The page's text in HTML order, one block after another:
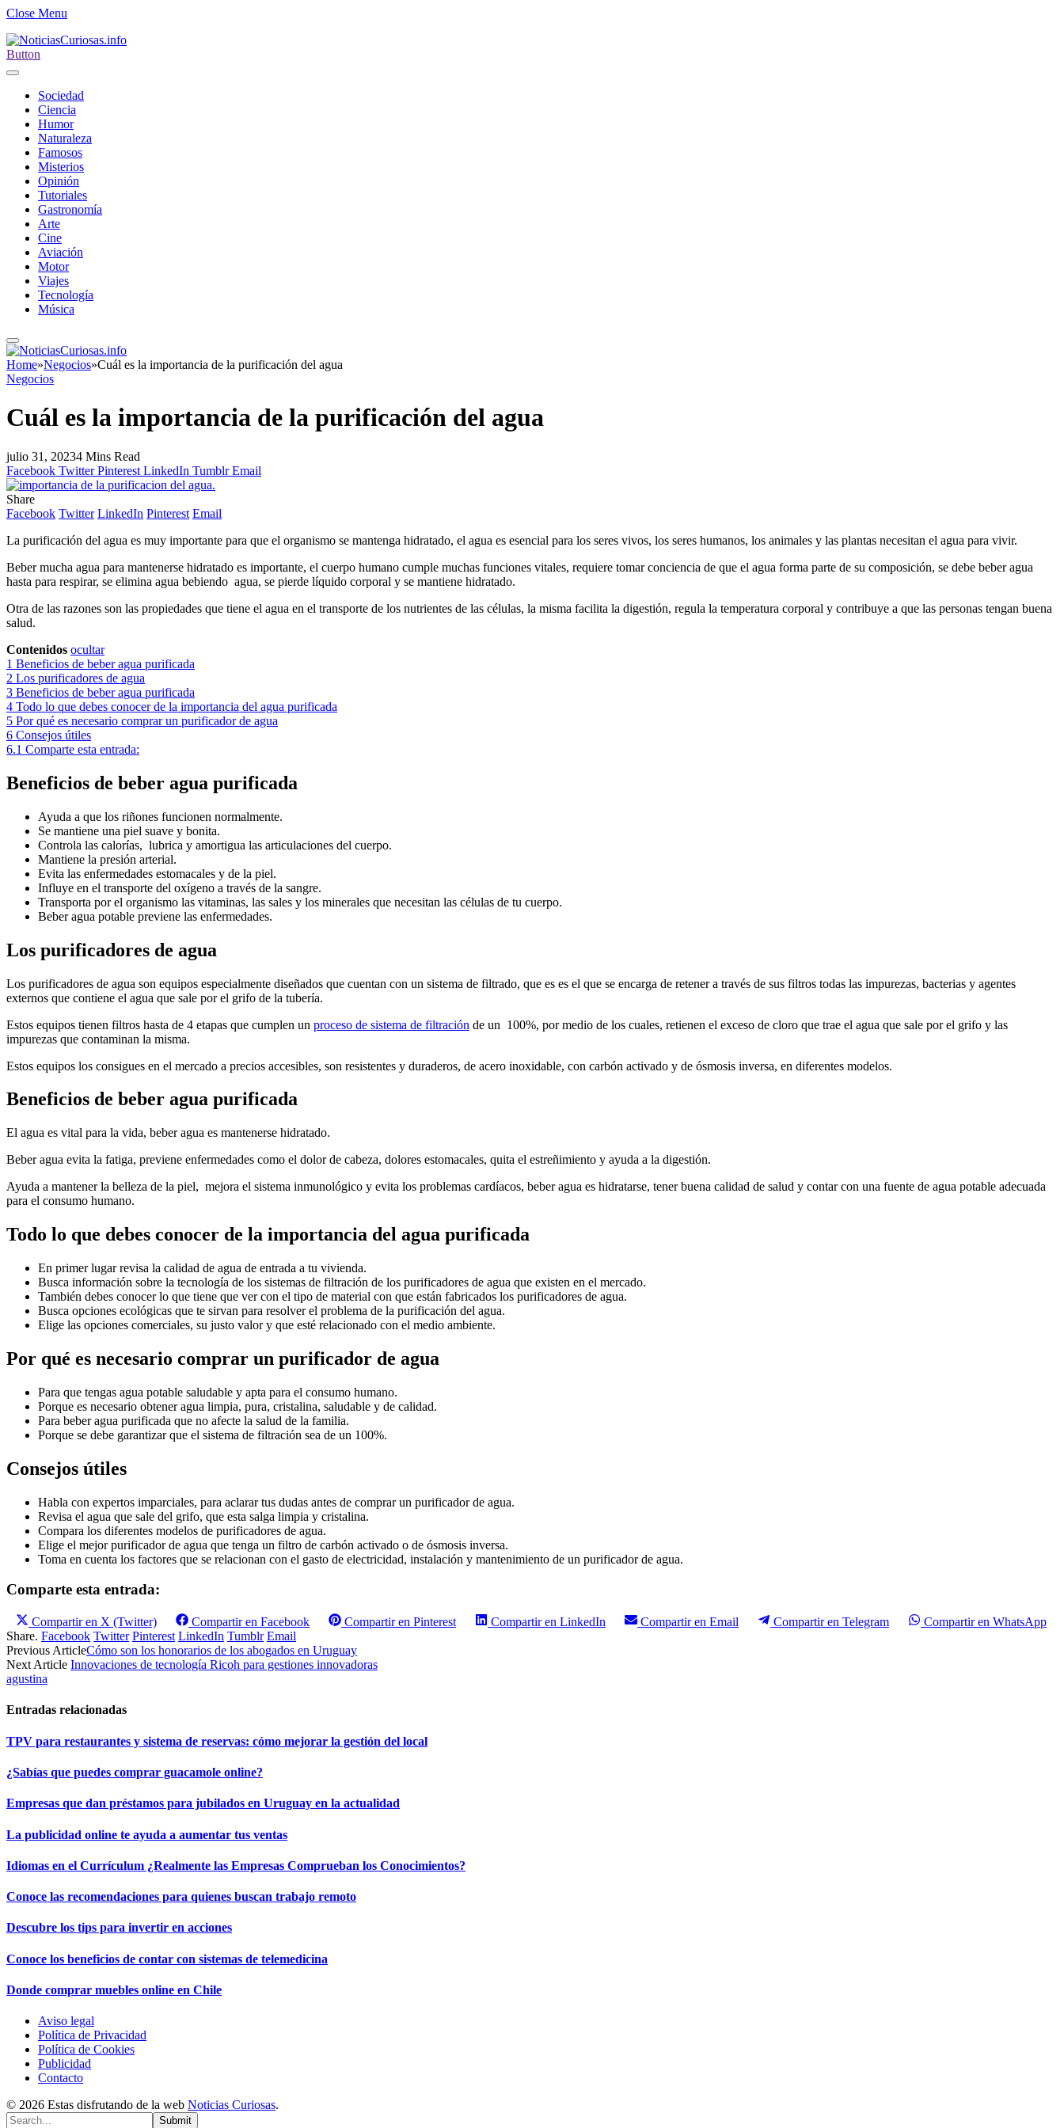
Close Menu
Button
Sociedad
Ciencia
Humor
Naturaleza
Famosos
Misterios
Opinión
Tutoriales
Gastronomía
Arte
Cine
Aviación
Motor
Viajes
Tecnología
Música
Home»Negocios»Cuál es la importancia de la purificación del agua
Negocios
Cuál es la importancia de la purificación del agua
julio 31, 20234 Mins Read
Facebook Twitter Pinterest LinkedIn Tumblr Email
Share
Facebook Twitter LinkedIn Pinterest Email
La purificación del agua es muy importante para que el organismo se mantenga hidratado, el agua es esencial para los seres vivos, los seres humanos, los animales y las plantas necesitan el agua para vivir.
Beber mucha agua para mantenerse hidratado es importante, el cuerpo humano cumple muchas funciones vitales, requiere tomar conciencia de que el agua forma parte de su composición, se debe beber agua
hasta para respirar, se elimina agua bebiendo agua, se pierde líquido corporal y se mantiene hidratado.
Otra de las razones son las propiedades que tiene el agua en el transporte de los nutrientes de las células, la misma facilita la digestión, regula la temperatura corporal y contribuye a que las personas tengan buena
salud.
Contenidos ocultar
1 Beneficios de beber agua purificada
2 Los purificadores de agua
3 Beneficios de beber agua purificada
4 Todo lo que debes conocer de la importancia del agua purificada
5 Por qué es necesario comprar un purificador de agua
6 Consejos útiles
6.1 Comparte esta entrada:
Beneficios de beber agua purificada
Ayuda a que los riñones funcionen normalmente.
Se mantiene una piel suave y bonita.
Controla las calorías, lubrica y amortigua las articulaciones del cuerpo.
Mantiene la presión arterial.
Evita las enfermedades estomacales y de la piel.
Influye en el transporte del oxígeno a través de la sangre.
Transporta por el organismo las vitaminas, las sales y los minerales que necesitan las células de tu cuerpo.
Beber agua potable previene las enfermedades.
Los purificadores de agua
Los purificadores de agua son equipos especialmente diseñados que cuentan con un sistema de filtrado, que es es el que se encarga de retener a través de sus filtros todas las impurezas, bacterias y agentes
externos que contiene el agua que sale por el grifo de la tubería.
Estos equipos tienen filtros hasta de 4 etapas que cumplen un proceso de sistema de filtración de un 100%, por medio de los cuales, retienen el exceso de cloro que trae el agua que sale por el grifo y las
impurezas que contaminan la misma.
Estos equipos los consigues en el mercado a precios accesibles, son resistentes y duraderos, de acero inoxidable, con carbón activado y de ósmosis inversa, en diferentes modelos.
Beneficios de beber agua purificada
El agua es vital para la vida, beber agua es mantenerse hidratado.
Beber agua evita la fatiga, previene enfermedades como el dolor de cabeza, dolores estomacales, quita el estreñimiento y ayuda a la digestión.
Ayuda a mantener la belleza de la piel, mejora el sistema inmunológico y evita los problemas cardíacos, beber agua es hidratarse, tener buena calidad de salud y contar con una fuente de agua potable adecuada
para el consumo humano.
Todo lo que debes conocer de la importancia del agua purificada
En primer lugar revisa la calidad de agua de entrada a tu vivienda.
Busca información sobre la tecnología de los sistemas de filtración de los purificadores de agua que existen en el mercado.
También debes conocer lo que tiene que ver con el tipo de material con que están fabricados los purificadores de agua.
Busca opciones ecológicas que te sirvan para resolver el problema de la purificación del agua.
Elige las opciones comerciales, su justo valor y que esté relacionado con el medio ambiente.
Por qué es necesario comprar un purificador de agua
Para que tengas agua potable saludable y apta para el consumo humano.
Porque es necesario obtener agua limpia, pura, cristalina, saludable y de calidad.
Para beber agua purificada que no afecte la salud de la familia.
Porque se debe garantizar que el sistema de filtración sea de un 100%.
Consejos útiles
Habla con expertos imparciales, para aclarar tus dudas antes de comprar un purificador de agua.
Revisa el agua que sale del grifo, que esta salga limpia y cristalina.
Compara los diferentes modelos de purificadores de agua.
Elige el mejor purificador de agua que tenga un filtro de carbón activado o de ósmosis inversa.
Toma en cuenta los factores que se relacionan con el gasto de electricidad, instalación y mantenimiento de un purificador de agua.
Comparte esta entrada:
Compartir en X (Twitter) Compartir en Facebook Compartir en Pinterest Compartir en LinkedIn Compartir en Email Compartir en Telegram Compartir en WhatsApp
Share. Facebook Twitter Pinterest LinkedIn Tumblr Email
Previous ArticleCómo son los honorarios de los abogados en Uruguay
Next Article Innovaciones de tecnología Ricoh para gestiones innovadoras
agustina
Entradas relacionadas
TPV para restaurantes y sistema de reservas: cómo mejorar la gestión del local
¿Sabías que puedes comprar guacamole online?
Empresas que dan préstamos para jubilados en Uruguay en la actualidad
La publicidad online te ayuda a aumentar tus ventas
Idiomas en el Currículum ¿Realmente las Empresas Comprueban los Conocimientos?
Conoce las recomendaciones para quienes buscan trabajo remoto
Descubre los tips para invertir en acciones
Conoce los beneficios de contar con sistemas de telemedicina
Donde comprar muebles online en Chile
Aviso legal
Política de Privacidad
Política de Cookies
Publicidad
Contacto
© 2026 Estas disfrutando de la web Noticias Curiosas.
Submit